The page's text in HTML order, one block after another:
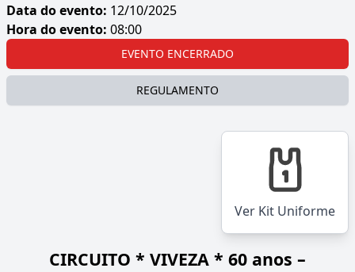
Data do evento: 12/10/2025
Hora do evento: 08:00
EVENTO ENCERRADO
REGULAMENTO
Ver Kit Uniforme
CIRCUITO * VIVEZA * 60 anos –